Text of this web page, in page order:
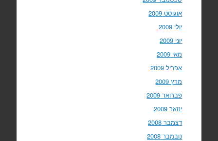
אוגוסט 2009
יולי 2009
יוני 2009
מאי 2009
אפריל 2009
מרץ 2009
פברואר 2009
ינואר 2009
דצמבר 2008
נובמבר 2008